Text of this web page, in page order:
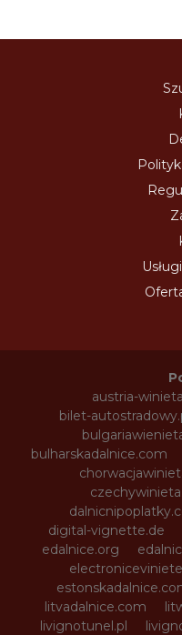
austria-
bilet-
bulharskadalnice.com
digital-vignette.de
edalnice.org
litvadalnice.com
livignotunel.pl